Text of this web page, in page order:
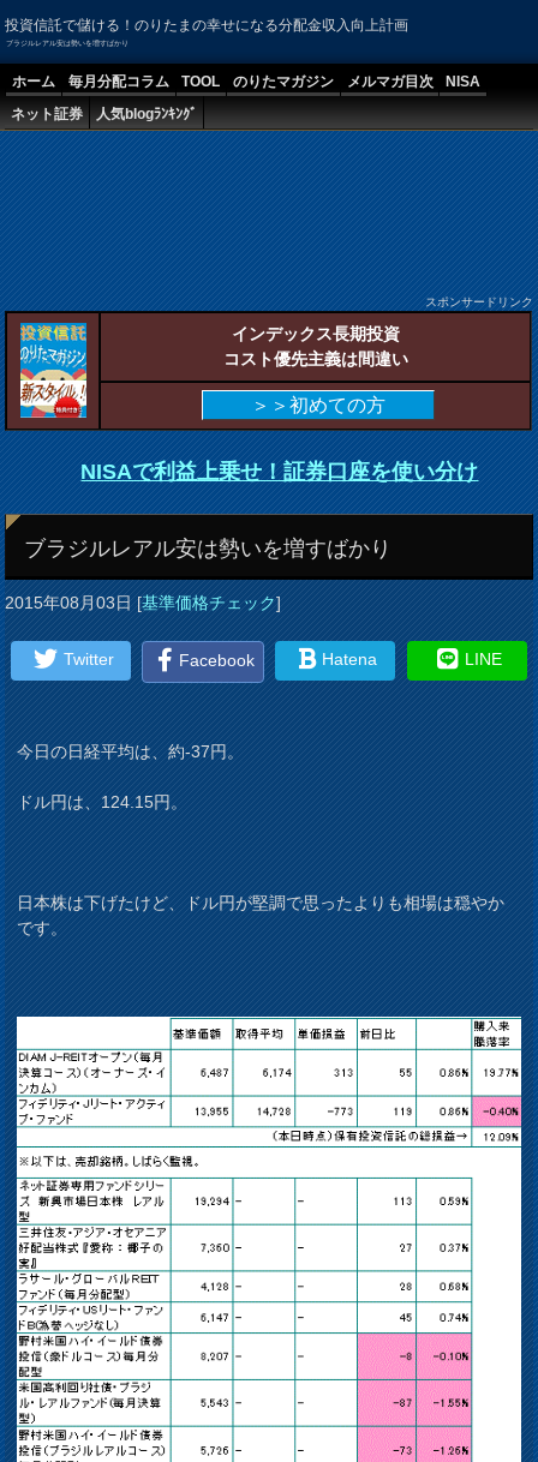
投資信託で儲ける！のりたまの幸せになる分配金収入向上計画
ブラジルレアル安は勢いを増すばかり
ホーム 毎月分配コラム TOOL のりたマガジン メルマガ目次
NISA
ネット証券
人気blogﾗﾝｷﾝｸﾞ
スポンサードリンク
インデックス長期投資
コスト優先主義は間違い
＞＞初めての方
NISAで利益上乗せ！証券口座を使い分け
ブラジルレアル安は勢いを増すばかり
2015年08月03日[基準価格チェック]
Twitter Facebook Hatena LINE
今日の日経平均は、約-37円。
ドル円は、124.15円。
日本株は下げたけど、ドル円が堅調で思ったよりも相場は穏やか
です。